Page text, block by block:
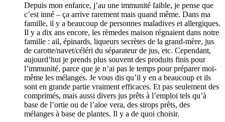
Depuis mon enfance, j’au une immunité faible, je pense que
c’est inné – ça arrive rarement mais quand même. Dans ma
famille, il y a beaucoup de personnes maladives et allergiques.
Il y a dix ans encore, les rèmedes maison régnaient dans notre
famille : ail, épinards, liqueurs secrètes de la grand-mère, jus
de carotte/navet/céléri du séparateur de jus, etc. Cependant,
aujourd’hui je prends plus souvent des produits finis pour
l’immunité, parce que je n’ai pas le temps pour préparer moi-
même les mélanges. Je vous dis qu’il y en a beaucoup et ils
sont en grande partie vraiment efficaces. Et pas seulement des
comprimés, mais aussi divers jus prêts à l’emploi tels qu’à
base de l’ortie ou de l’aloe vera, des sirops prêts, des
mélanges à base de plantes. Il y a de quoi choisir.